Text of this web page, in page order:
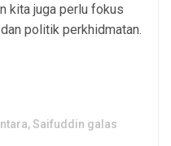
kita juga perlu fokus
politik perkhidmatan.
Saifuddin galas